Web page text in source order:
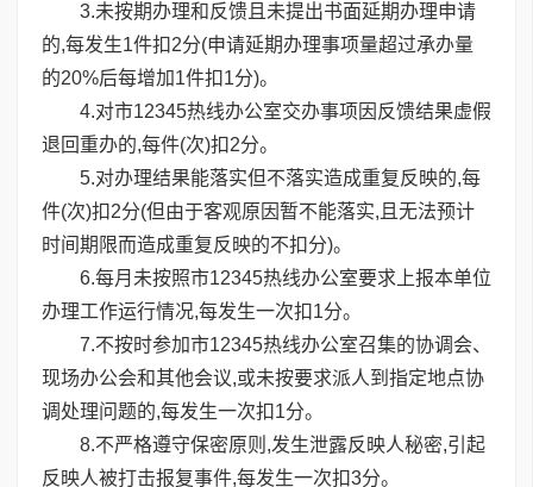
3.未按期办理和反馈且未提出书面延期办理申请
的,每发生1件扣2分(申请延期办理事项量超过承办量
的20%后每增加1件扣1分)。
4.对市12345热线办公室交办事项因反馈结果虚假
退回重办的,每件(次)扣2分。
5.对办理结果能落实但不落实造成重复反映的,每
件(次)扣2分(但由于客观原因暂不能落实,且无法预计
时间期限而造成重复反映的不扣分)。
6.每月未按照市12345热线办公室要求上报本单位
办理工作运行情况,每发生一次扣1分。
7.不按时参加市12345热线办公室召集的协调会、
现场办公会和其他会议,或未按要求派人到指定地点协
调处理问题的,每发生一次扣1分。
8.不严格遵守保密原则,发生泄露反映人秘密,引起
反映人被打击报复事件,每发生一次扣3分。